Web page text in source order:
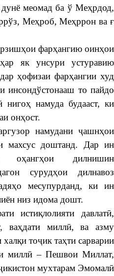
меомад ба ў Меҳрдод,
Меҳроб, Меҳррон ва ғ
фарҳангию оинҳои
як унсури устуравию
ҳофизаи фарҳангии худ
инсондўстонааш то пайдо
намуда будааст, ки
онҳост.
намудани ҷашнҳои
махсус доштанд. Дар ин
оҳангҳои дилнишин
сурудҳои дилнавоз
месупурданд, ки ин
низ идома дошт.
истиқлолияти давлатӣ,
ваҳдати миллӣ, ва азму
тоҷик таҳти сарварии
миллӣ – Пешвои Миллат,
мухтарам Эмомалӣ